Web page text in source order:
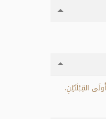
القِبْلَتَيْنِ،